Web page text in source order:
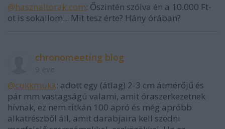
@hasznaltorak.com: Őszintén szólva én a 10.000 Ft-
ot is sokallom... Mit tesz érte? Hány órában?
chronomeeting blog
@cukkmukk: adott egy (átlag) 2-3 cm átmérőjű és
pár mm vastagságú valami, amit óraszerkezetnek
hívnak, ez nem ritkán 100 apró és még apróbb
alkatrészből áll, amit darabjaira kell szedni